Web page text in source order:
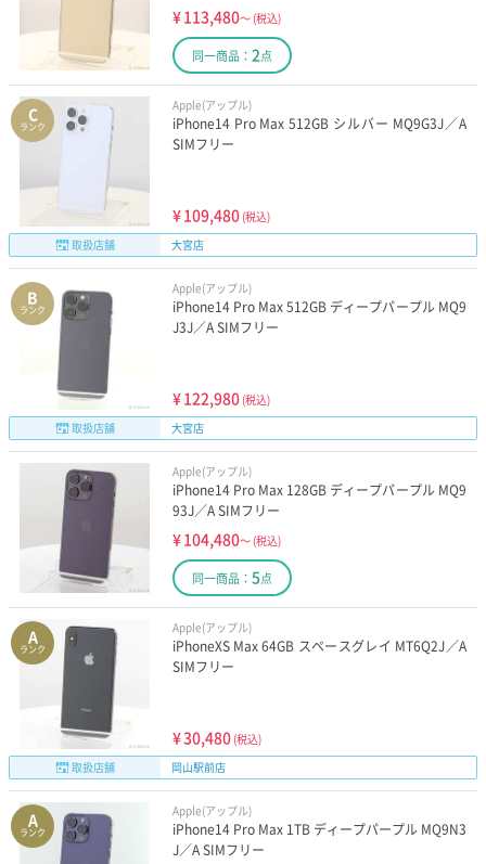
¥113,480～ (税込)
同一商品： 2点
C
ランク
Apple(アップル)
iPhone14 Pro Max 512GB シルバー MQ9G3J／A
SIMフリー
¥109,480 (税込)
取扱店舗
大宮店
B
ランク
Apple(アップル)
iPhone14 Pro Max 512GB ディープパープル MQ9
J3J／A SIMフリー
¥122,980 (税込)
取扱店舗
大宮店
Apple(アップル)
iPhone14 Pro Max 128GB ディープパープル MQ9
93J／A SIMフリー
¥104,480～ (税込)
同一商品： 5点
A
ランク
Apple(アップル)
iPhoneXS Max 64GB スペースグレイ MT6Q2J／A
SIMフリー
¥30,480 (税込)
取扱店舗
岡山駅前店
A
ランク
Apple(アップル)
iPhone14 Pro Max 1TB ディープパープル MQ9N3
J／A SIMフリー